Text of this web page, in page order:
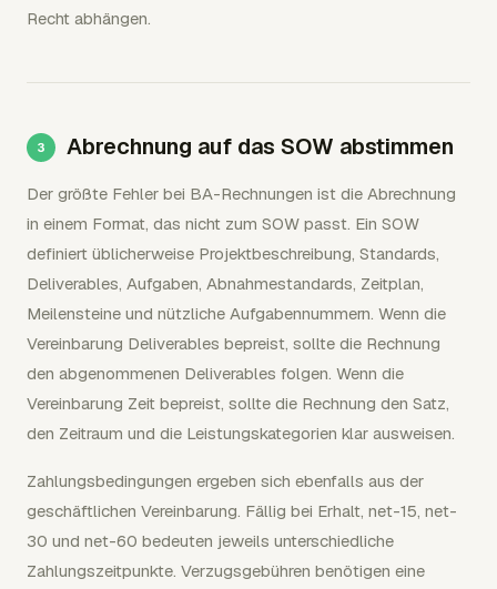
Recht abhängen.
Abrechnung auf das SOW abstimmen
Der größte Fehler bei BA-Rechnungen ist die Abrechnung
in einem Format, das nicht zum SOW passt. Ein SOW
definiert üblicherweise Projektbeschreibung, Standards,
Deliverables, Aufgaben, Abnahmestandards, Zeitplan,
Meilensteine und nützliche Aufgabennummern. Wenn die
Vereinbarung Deliverables bepreist, sollte die Rechnung
den abgenommenen Deliverables folgen. Wenn die
Vereinbarung Zeit bepreist, sollte die Rechnung den Satz,
den Zeitraum und die Leistungskategorien klar ausweisen.
Zahlungsbedingungen ergeben sich ebenfalls aus der
geschäftlichen Vereinbarung. Fällig bei Erhalt, net-15, net-
30 und net-60 bedeuten jeweils unterschiedliche
Zahlungszeitpunkte. Verzugsgebühren benötigen eine